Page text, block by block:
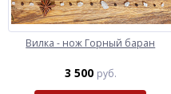
Вилка - нож Горный баран
3 500 руб.